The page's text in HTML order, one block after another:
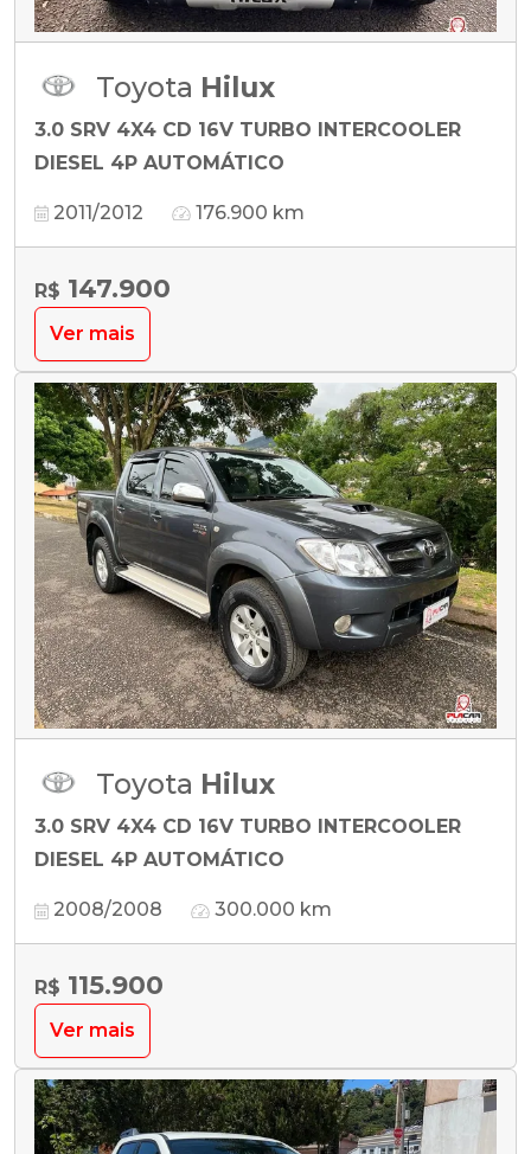
Toyota Hilux
3.0 SRV 4X4 CD 16V TURBO INTERCOOLER
DIESEL 4P AUTOMÁTICO
2011/2012 176.900 km
R$ 147.900
Ver mais
Toyota Hilux
3.0 SRV 4X4 CD 16V TURBO INTERCOOLER
DIESEL 4P AUTOMÁTICO
2008/2008 300.000 km
R$ 115.900
Ver mais